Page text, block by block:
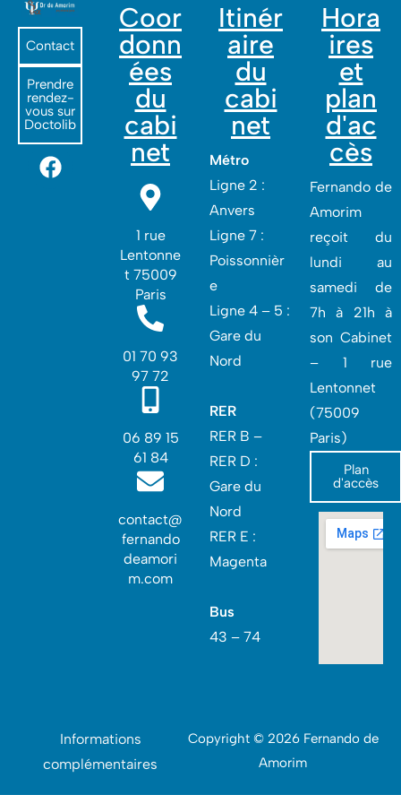
Contact
Prendre
rendez-
vous sur
Doctolib
Coor
donn
ées
du
cabi
net
1 rue
Lentonne
t 75009
Paris
01 70 93
97 72
06 89 15
61 84
contact@
fernando
deamori
m.com
Itinér
aire
du
cabi
net
Métro
Ligne 2 :
Anvers
Ligne 7 :
Poissonnièr
e
Ligne 4 – 5 :
Gare du
Nord
RER
RER B –
RER D :
Gare du
Nord‎
RER E :
Magenta
Bus
43 – 74
Hora
ires
et
plan
d'ac
cès
Fernando de
Amorim
reçoit du
lundi au
samedi de
7h à 21h à
son Cabinet
– 1 rue
Lentonnet
(75009
Paris)
Plan
d'accès
Informations
complémentaires
Copyright © 2026 Fernando de
Amorim